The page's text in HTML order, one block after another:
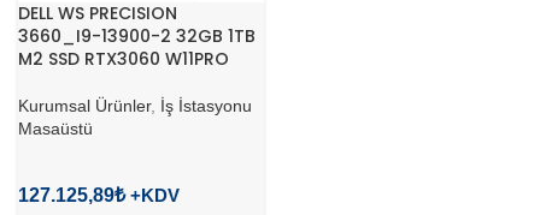
DELL WS PRECISION
3660_I9-13900-2 32GB 1TB
M2 SSD RTX3060 W11PRO
Kurumsal Ürünler, İş İstasyonu
Masaüstü
127.125,89₺